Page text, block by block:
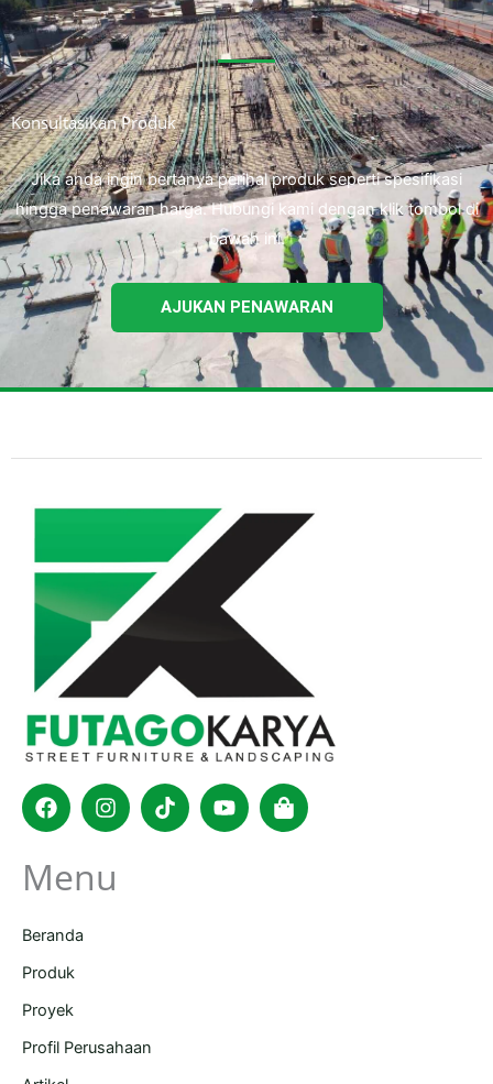
Konsultasikan Produk
Jika anda ingin bertanya perihal produk seperti spesifikasi
hingga penawaran harga. Hubungi kami dengan klik tombol di
bawah ini.
AJUKAN PENAWARAN
FacebookInstagram
TiktokYoutubeShopping-
bag
Menu
Beranda
Produk
Proyek
Profil Perusahaan